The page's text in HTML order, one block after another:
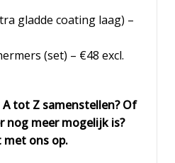
gladde coating laag) –
(set) – €48 excl.
tot Z samenstellen? Of
nog meer mogelijk is?
met ons op.